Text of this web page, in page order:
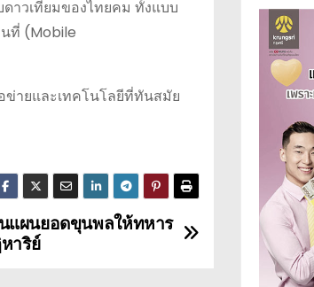
าวเทียมของไทยคม ทั้งแบบ
ที่ (Mobile
ายและเทคโนโลยีที่ทันสมัย
แผนยอดขุนพลให้ทหาร
าริย์